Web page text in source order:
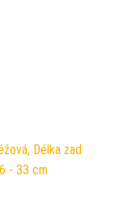
Délka zad
- 33 cm